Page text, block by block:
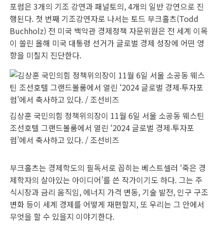
포럼은 3개의 기조 강연과 패널토의, 4개의 일반 강연으로 진
행된다. 첫 번째 기조강연자로 나서는 토드 부크홀츠(Todd
Buchholz) 전 미국 백악관 경제정책 자문위원은 전 세계 이목
이 쏠린 올해 미국 대통령 선거가 글로벌 경제 성장에 어떤 영
향을 미칠지 진단한다.
김상훈 국민의힘 정책위의장이 11월 6일 서울 소공동 웨스틴
조선호텔 그랜드볼룸에서 열린 ‘2024 글로벌 경제‧투자포
럼’에서 축사하고 있다. / 조선비즈
부크홀츠는 경제학도의 필독서로 꼽히는 베스트셀러 ‘죽은 경
제학자의 살아있는 아이디어’를 쓴 작가이기도 하다. 그는 주
식시장과 금리 움직임, 에너지 가격 변동, 기술 발전, 인구 구조
변화 등이 세계 경제를 어떻게 재편할지, 또 우리는 그 안에서
무엇을 할 수 있을지 이야기한다.